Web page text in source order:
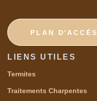
PLAN D'ACCÉS
LIENS UTILES
Termites
Traitements Charpentes